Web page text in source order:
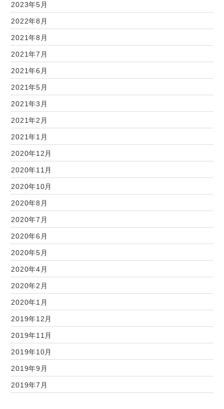
2023年5月
2022年8月
2021年8月
2021年7月
2021年6月
2021年5月
2021年3月
2021年2月
2021年1月
2020年12月
2020年11月
2020年10月
2020年8月
2020年7月
2020年6月
2020年5月
2020年4月
2020年2月
2020年1月
2019年12月
2019年11月
2019年10月
2019年9月
2019年7月